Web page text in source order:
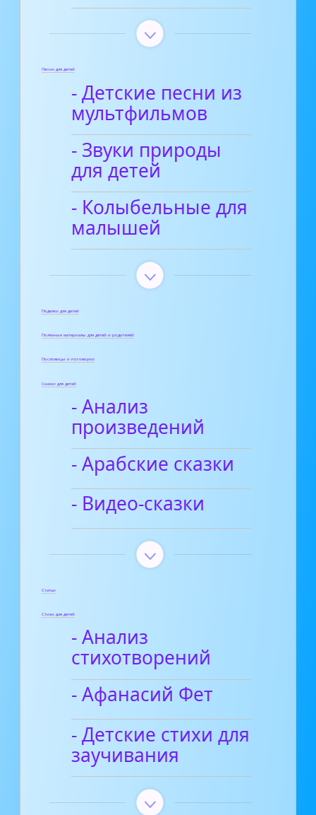
Песни для детей
- Детские песни из
мультфильмов
- Звуки природы
для детей
- Колыбельные для
малышей
Поделки для детей
Полезные материалы для детей и родителей
Пословицы и поговорки
Сказки для детей
- Анализ
произведений
- Арабские сказки
- Видео-сказки
Статьи
Стихи для детей
- Анализ
стихотворений
- Афанасий Фет
- Детские стихи для
заучивания